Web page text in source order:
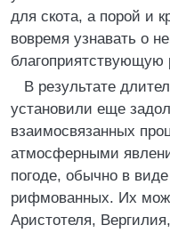
для скота, а порой и
вовремя узнавать о
благоприятствующую
В результате
установили еще
взаимосвязанных
атмосферными
погоде, обычно в
рифмованных. Их
Аристотеля,